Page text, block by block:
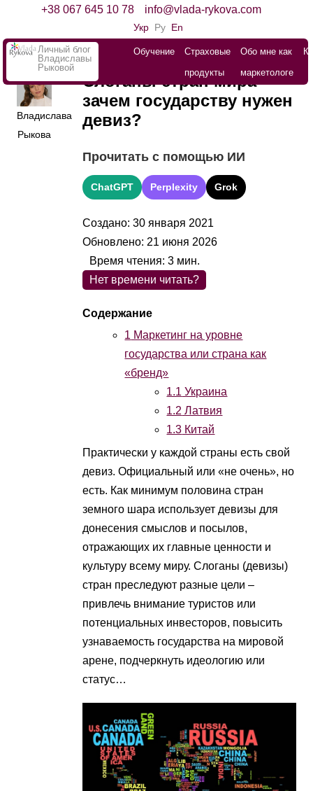
+38 067 645 10 78 info@vlada-rykova.com
Укр Ру En
Личный блог
Владиславы
Рыковой
Обучение
Страховые
продукты
Обо мне как
маркетологе
Владислава
Рыкова
Слоганы стран мира –
зачем государству нужен
девиз?
Прочитать с помощью ИИ
ChatGPT Perplexity Grok
Создано: 30 января 2021
Обновлено: 21 июня 2026
Нет времени читать?
1 Маркетинг на уровне
государства или страна как
«бренд»
1.1 Украина
1.2 Латвия
1.3 Китай
Время чтения:3 мин.
Практически у каждой страны есть свой
девиз. Официальный или «не очень», но
есть. Как минимум половина стран
земного шара использует девизы для
донесения смыслов и посылов,
отражающих их главные ценности и
культуру всему миру. Слоганы (девизы)
стран преследуют разные цели –
привлечь внимание туристов или
потенциальных инвесторов, повысить
узнаваемость государства на мировой
арене, подчеркнуть идеологию или
статус…